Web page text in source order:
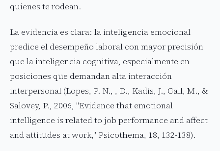
quienes te rodean.
La evidencia es clara: la inteligencia emocional
predice el desempeño laboral con mayor precisión
que la inteligencia cognitiva, especialmente en
posiciones que demandan alta interacción
interpersonal (Lopes, P. N., , D., Kadis, J., Gall, M., &
Salovey, P., 2006, "Evidence that emotional
intelligence is related to job performance and affect
and attitudes at work," Psicothema, 18, 132-138).